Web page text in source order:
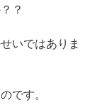
？
いではありま
です。